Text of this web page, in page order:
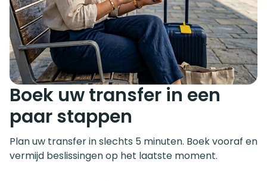
Boek uw transfer in een
paar stappen
Plan uw transfer in slechts 5 minuten. Boek vooraf en
vermijd beslissingen op het laatste moment.